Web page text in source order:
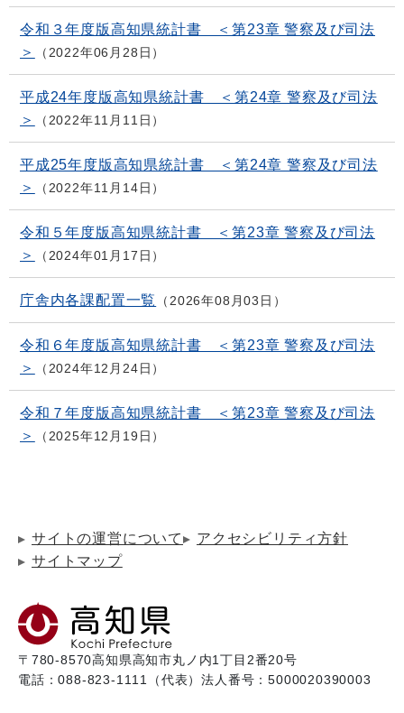
令和３年度版高知県統計書 ＜第23章 警察及び司法
＞
2022年06月28日
平成24年度版高知県統計書 ＜第24章 警察及び司法
＞
2022年11月11日
平成25年度版高知県統計書 ＜第24章 警察及び司法
＞
2022年11月14日
令和５年度版高知県統計書 ＜第23章 警察及び司法
＞
2024年01月17日
庁舎内各課配置一覧 2026年08月03日
令和６年度版高知県統計書 ＜第23章 警察及び司法
＞
2024年12月24日
令和７年度版高知県統計書 ＜第23章 警察及び司法
＞
2025年12月19日
サイトの運営について
アクセシビリティ方針
サイトマップ
〒780-8570高知県高知市丸ノ内1丁目2番20号
電話：088-823-1111（代表）法人番号：5000020390003